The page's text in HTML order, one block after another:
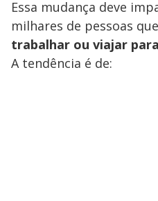
Essa mudança deve
milhares de pessoas
trabalhar ou viajar
A tendência é de: